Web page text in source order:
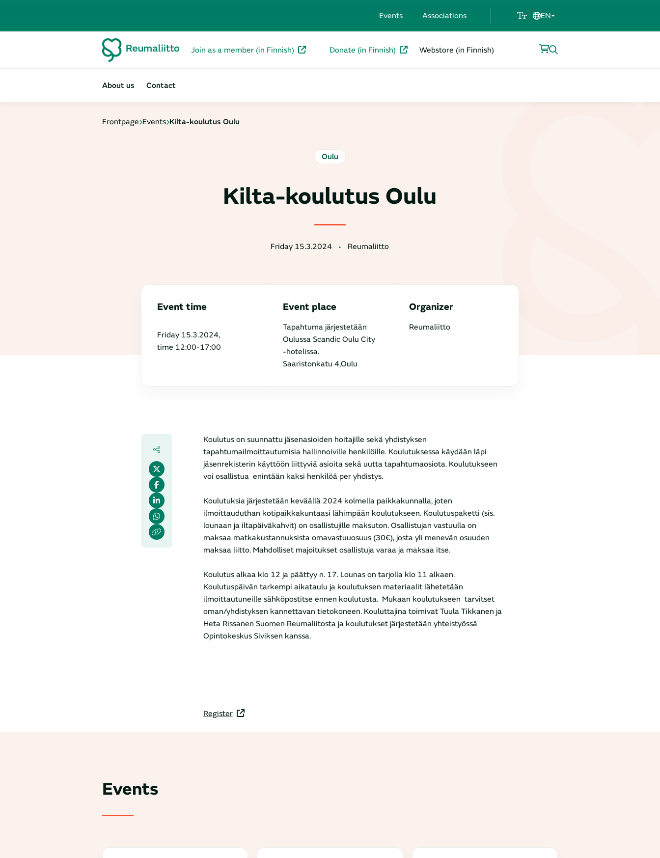
Events Associations EN
Join as a member (in Finnish) Donate (in Finnish) Webstore (in Finnish)
About us Contact
Frontpage Events Kilta-koulutus Oulu
Oulu
Kilta-koulutus Oulu
Friday 15.3.2024 Reumaliitto
Event time
Friday 15.3.2024,
time 12:00-17:00
Event place
Tapahtuma järjestetään
Oulussa Scandic Oulu City
-hotelissa.
Saaristonkatu 4,Oulu
Organizer
Reumaliitto
Koulutus on suunnattu jäsenasioiden hoitajille sekä yhdistyksen
tapahtumailmoittautumisia hallinnoiville henkilöille. Koulutuksessa käydään läpi
jäsenrekisterin käyttöön liittyviä asioita sekä uutta tapahtumaosiota. Koulutukseen
voi osallistua enintään kaksi henkilöä per yhdistys.
Koulutuksia järjestetään keväällä 2024 kolmella paikkakunnalla, joten
ilmoittauduthan kotipaikkakuntaasi lähimpään koulutukseen. Koulutuspaketti (sis.
lounaan ja iltapäiväkahvit) on osallistujille maksuton. Osallistujan vastuulla on
maksaa matkakustannuksista omavastuuosuus (30€), josta yli menevän osuuden
maksaa liitto. Mahdolliset majoitukset osallistuja varaa ja maksaa itse.
Koulutus alkaa klo 12 ja päättyy n. 17. Lounas on tarjolla klo 11 alkaen.
Koulutuspäivän tarkempi aikataulu ja koulutuksen materiaalit lähetetään
ilmoittautuneille sähköpostitse ennen koulutusta. Mukaan koulutukseen tarvitset
oman/yhdistyksen kannettavan tietokoneen. Kouluttajina toimivat Tuula Tikkanen ja
Heta Rissanen Suomen Reumaliitosta ja koulutukset järjestetään yhteistyössä
Opintokeskus Siviksen kanssa.
Register
Events